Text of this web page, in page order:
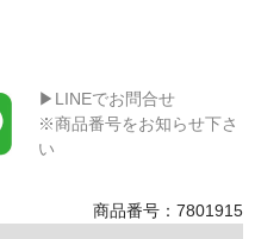
▶LINEでお問合せ
※商品番号をお知らせ下さ
い
商品番号：7801915